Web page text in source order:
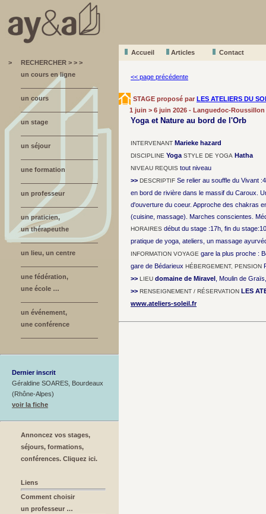
Accueil Articles
Contact
>
RECHERCHER > > >
un cours en ligne
un cours
un stage
un séjour
une formation
un professeur
un praticien,
un thérapeuthe
un lieu, un centre
une fédération,
une école …
un événement,
une conférence
Dernier inscrit
Géraldine SOARES, Bourdeaux
(Rhône-Alpes)
voir la fiche
Annoncez vos stages,
séjours, formations,
conférences. Cliquez ici.
Liens
Comment choisir
un professeur …
<< page précédente
STAGE proposé par LES ATELIERS DU
1 juin > 6 juin 2026 - Languedoc-Roussillon
Yoga et Nature au bord de l'Orb
INTERVENANT Marieke hazard
DISCIPLINE Yoga STYLE DE YOGA Hatha
NIVEAU REQUIS tout niveau
>> DESCRIPTIF Se relier au souffle du Vivant
en bord de rivière dans le massif du Caroux.
d'ouverture du coeur. Approche des chakras
(cuisine, massage). Marches conscientes.
HORAIRES début du stage :17h, fin du
pratique de yoga, ateliers, un massage
INFORMATION VOYAGE gare la plus proche :
gare de Bédarieux HÉBERGEMENT, PENSION
>> LIEU domaine de Miravel , Moulin de
>> RENSEIGNEMENT / RÉSERVATION LES
www.ateliers-soleil.fr